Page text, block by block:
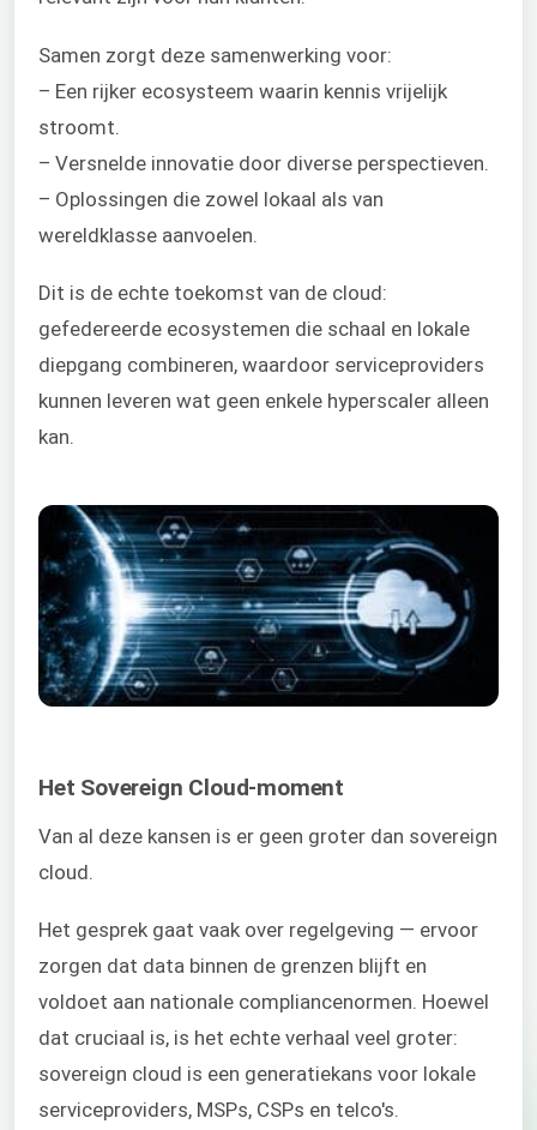
Samen zorgt deze samenwerking voor:
– Een rijker ecosysteem waarin kennis vrijelijk
stroomt.
– Versnelde innovatie door diverse perspectieven.
– Oplossingen die zowel lokaal als van
wereldklasse aanvoelen.
Dit is de echte toekomst van de cloud:
gefedereerde ecosystemen die schaal en lokale
diepgang combineren, waardoor serviceproviders
kunnen leveren wat geen enkele hyperscaler alleen
kan.
Het Sovereign Cloud-moment
Van al deze kansen is er geen groter dan sovereign
cloud.
Het gesprek gaat vaak over regelgeving — ervoor
zorgen dat data binnen de grenzen blijft en
voldoet aan nationale compliancenormen. Hoewel
dat cruciaal is, is het echte verhaal veel groter:
sovereign cloud is een generatiekans voor lokale
serviceproviders, MSPs, CSPs en telco's.